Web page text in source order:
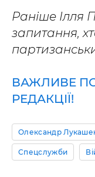
Раніше Ілля
запитання,
ВАЖЛИВЕ
РЕДАКЦІЇ!
Олександр
Спецслужби